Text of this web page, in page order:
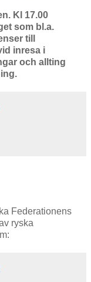
Kl 17.00
som bl.a.
till
inresa i
och allting
Federationens
ryska